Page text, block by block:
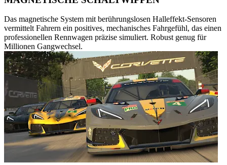
Das magnetische System mit berührungslosen Halleffekt-Sensoren
vermittelt Fahrern ein positives, mechanisches Fahrgefühl, das einen
professionellen Rennwagen präzise simuliert. Robust genug für
Millionen Gangwechsel.